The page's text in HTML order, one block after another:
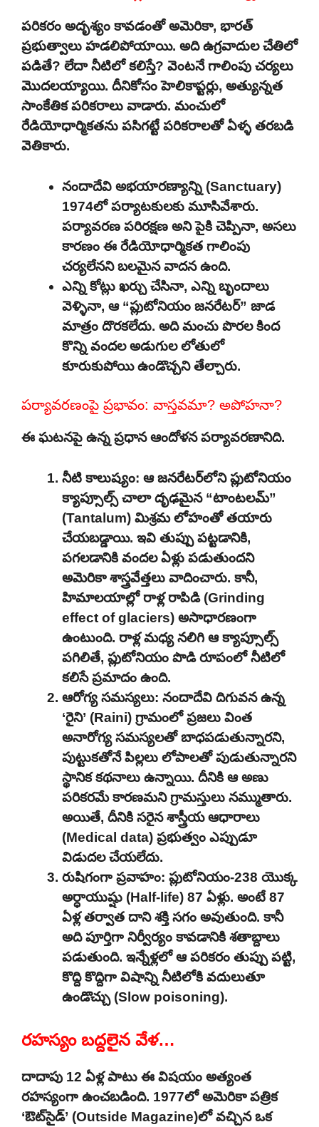
పరికరం అదృశ్యం కావడంతో అమెరికా, భారత్
ప్రభుత్వాలు హడలిపోయాయి. అది ఉగ్రవాదుల చేతిలో
పడితే? లేదా నీటిలో కలిస్తే? వెంటనే గాలింపు చర్యలు
మొదలయ్యాయి. దీనికోసం హెలికాప్టర్లు, అత్యున్నత
సాంకేతిక పరికరాలు వాడారు. మంచులో
రేడియోధార్మికతను పసిగట్టే పరికరాలతో ఏళ్ళ తరబడి
వెతికారు.
నందాదేవి అభయారణ్యాన్ని (Sanctuary)
1974లో పర్యాటకులకు మూసివేశారు.
పర్యావరణ పరిరక్షణ అని పైకి చెప్పినా, అసలు
కారణం ఈ రేడియోధార్మికత గాలింపు
చర్యలేనని బలమైన వాదన ఉంది.
ఎన్ని కోట్లు ఖర్చు చేసినా, ఎన్ని బృందాలు
వెళ్ళినా, ఆ “ప్లుటోనియం జనరేటర్” జాడ
మాత్రం దొరకలేదు. అది మంచు పొరల కింద
కొన్ని వందల అడుగుల లోతులో
కూరుకుపోయి ఉండొచ్చని తేల్చారు.
పర్యావరణంపై ప్రభావం: వాస్తవమా? అపోహనా?
ఈ ఘటనపై ఉన్న ప్రధాన ఆందోళన పర్యావరణానిది.
నీటి కాలుష్యం: ఆ జనరేటర్‌లోని ప్లుటోనియం
క్యాప్సూల్స్ చాలా దృఢమైన “టాంటలమ్”
(Tantalum) మిశ్రమ లోహంతో తయారు
చేయబడ్డాయి. ఇవి తుప్పు పట్టడానికి,
పగలడానికి వందల ఏళ్లు పడుతుందని
అమెరికా శాస్త్రవేత్తలు వాదించారు. కానీ,
హిమాలయాల్లో రాళ్ల రాపిడి (Grinding
effect of glaciers) అసాధారణంగా
ఉంటుంది. రాళ్ల మధ్య నలిగి ఆ క్యాప్సూల్స్
పగిలితే, ప్లుటోనియం పొడి రూపంలో నీటిలో
కలిసే ప్రమాదం ఉంది.
ఆరోగ్య సమస్యలు: నందాదేవి దిగువన ఉన్న
‘రైని’ (Raini) గ్రామంలో ప్రజలు వింత
అనారోగ్య సమస్యలతో బాధపడుతున్నారని,
పుట్టుకతోనే పిల్లలు లోపాలతో పుడుతున్నారని
స్థానిక కథనాలు ఉన్నాయి. దీనికి ఆ అణు
పరికరమే కారణమని గ్రామస్తులు నమ్ముతారు.
అయితే, దీనికి సరైన శాస్త్రీయ ఆధారాలు
(Medical data) ప్రభుత్వం ఎప్పుడూ
విడుదల చేయలేదు.
రుషిగంగా ప్రవాహం: ప్లుటోనియం-238 యొక్క
అర్ధాయుష్షు (Half-life) 87 ఏళ్లు. అంటే 87
ఏళ్ల తర్వాత దాని శక్తి సగం అవుతుంది. కానీ
అది పూర్తిగా నిర్వీర్యం కావడానికి శతాబ్దాలు
పడుతుంది. ఇన్నేళ్లలో ఆ పరికరం తుప్పు పట్టి,
కొద్ది కొద్దిగా విషాన్ని నీటిలోకి వదులుతూ
ఉండొచ్చు (Slow poisoning).
రహస్యం బద్దలైన వేళ…
దాదాపు 12 ఏళ్ల పాటు ఈ విషయం అత్యంత
రహస్యంగా ఉంచబడింది. 1977లో అమెరికా పత్రిక
‘ఔట్‌సైడ్’ (Outside Magazine)లో వచ్చిన ఒక